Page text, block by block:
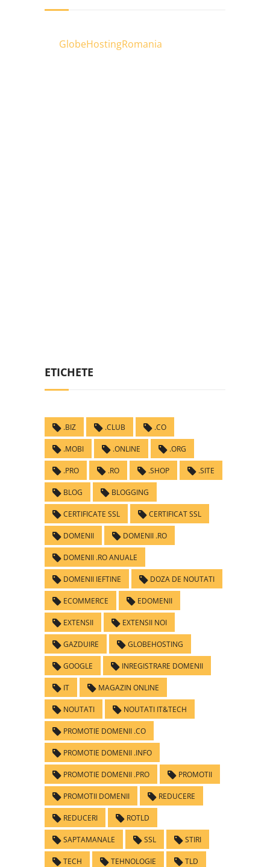
GlobeHostingRomania
ETICHETE
.BIZ .CLUB .CO
.MOBI .ONLINE .ORG
.PRO .RO .SHOP .SITE
BLOG BLOGGING
CERTIFICATE SSL CERTIFICAT SSL
DOMENII DOMENII .RO
DOMENII .RO ANUALE
DOMENII IEFTINE DOZA DE NOUTATI
ECOMMERCE EDOMENII
EXTENSII EXTENSII NOI
GAZDUIRE GLOBEHOSTING
GOOGLE INREGISTRARE DOMENII
IT MAGAZIN ONLINE
NOUTATI NOUTATI IT&TECH
PROMOTIE DOMENII .CO
PROMOTIE DOMENII .INFO
PROMOTIE DOMENII .PRO PROMOTII
PROMOTII DOMENII REDUCERE
REDUCERI ROTLD
SAPTAMANALE SSL STIRI
TECH TEHNOLOGIE TLD